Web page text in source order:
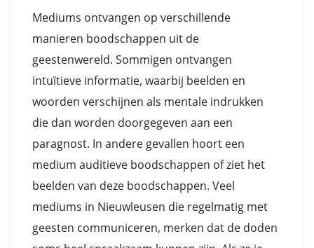
Mediums ontvangen op verschillende
manieren boodschappen uit de
geestenwereld. Sommigen ontvangen
intuïtieve informatie, waarbij beelden en
woorden verschijnen als mentale indrukken
die dan worden doorgegeven aan een
paragnost. In andere gevallen hoort een
medium auditieve boodschappen of ziet het
beelden van deze boodschappen. Veel
mediums in Nieuwleusen die regelmatig met
geesten communiceren, merken dat de doden